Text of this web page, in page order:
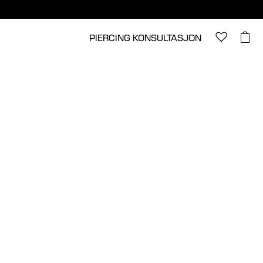
PIERCING KONSULTASJON